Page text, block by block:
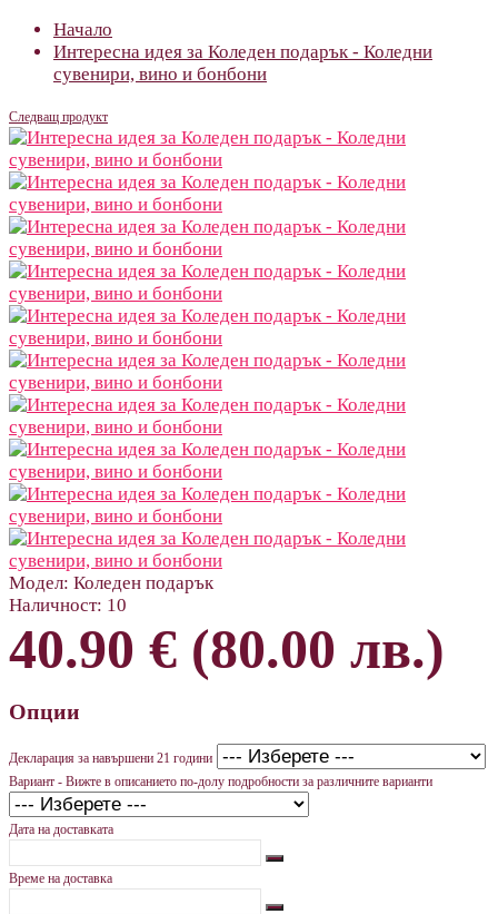
Начало
Интересна идея за Коледен подарък - Коледни
сувенири, вино и бонбони
Следващ продукт
Модел: Коледен подарък
Наличност: 10
40.90 € (80.00 лв.)
Опции
Декларация за навършени 21 години
Вариант - Вижте в описанието по-долу подробности за различните варианти
Дата на доставката
Време на доставка